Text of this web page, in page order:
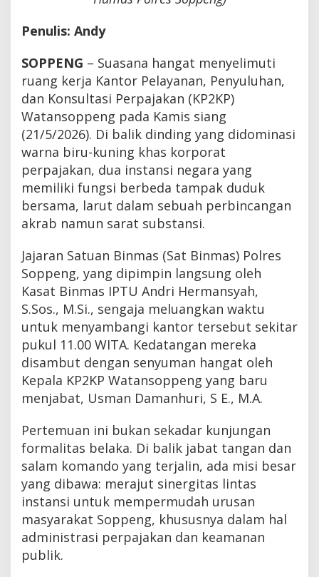
Penulis: Andy
SOPPENG – Suasana hangat menyelimuti
ruang kerja Kantor Pelayanan, Penyuluhan,
dan Konsultasi Perpajakan (KP2KP)
Watansoppeng pada Kamis siang
(21/5/2026). Di balik dinding yang didominasi
warna biru-kuning khas korporat
perpajakan, dua instansi negara yang
memiliki fungsi berbeda tampak duduk
bersama, larut dalam sebuah perbincangan
akrab namun sarat substansi.
Jajaran Satuan Binmas (Sat Binmas) Polres
Soppeng, yang dipimpin langsung oleh
Kasat Binmas IPTU Andri Hermansyah,
S.Sos., M.Si., sengaja meluangkan waktu
untuk menyambangi kantor tersebut sekitar
pukul 11.00 WITA. Kedatangan mereka
disambut dengan senyuman hangat oleh
Kepala KP2KP Watansoppeng yang baru
menjabat, Usman Damanhuri, S E., M.A.
Pertemuan ini bukan sekadar kunjungan
formalitas belaka. Di balik jabat tangan dan
salam komando yang terjalin, ada misi besar
yang dibawa: merajut sinergitas lintas
instansi untuk mempermudah urusan
masyarakat Soppeng, khususnya dalam hal
administrasi perpajakan dan keamanan
publik.